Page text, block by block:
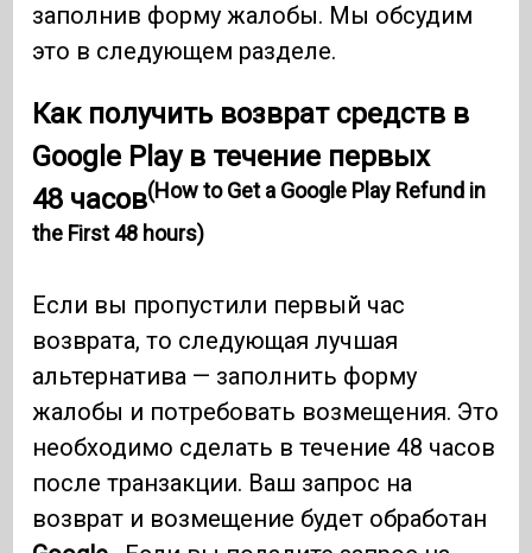
заполнив форму жалобы. Мы обсудим
это в следующем разделе.
Как получить возврат средств в
Google Play в течение первых
48 часов(How to Get a Google Play Refund in
the First 48 hours)
Если вы пропустили первый час
возврата, то следующая лучшая
альтернатива — заполнить форму
жалобы и потребовать возмещения. Это
необходимо сделать в течение 48 часов
после транзакции. Ваш запрос на
возврат и возмещение будет обработан